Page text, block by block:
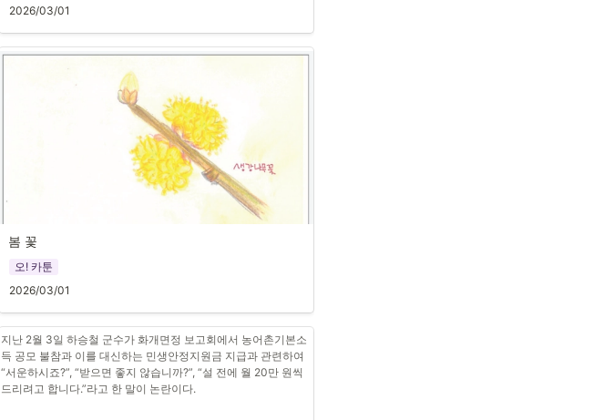
2026/03/01
봄 꽃
오! 카툰
2026/03/01
지난 2월 3일 하승철 군수가 화개면정 보고회에서 농어촌기본소
득 공모 불참과 이를 대신하는 민생안정지원금 지급과 관련하여
“서운하시죠?”, “받으면 좋지 않습니까?”, “설 전에 월 20만 원씩
드리려고 합니다.”라고 한 말이 논란이다.